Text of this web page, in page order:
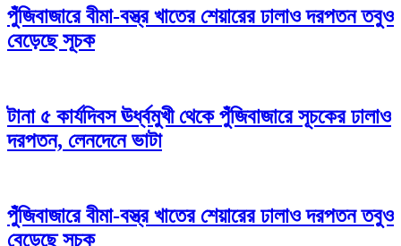
পুঁজিবাজারে বীমা-বস্ত্র খাতের শেয়ারের ঢালাও দরপতন তবুও
বেড়েছে সূচক
টানা ৫ কার্যদিবস ঊর্ধ্বমুখী থেকে পুঁজিবাজারে সূচকের ঢালাও
দরপতন, লেনদেনে ভাটা
পুঁজিবাজারে বীমা-বস্ত্র খাতের শেয়ারের ঢালাও দরপতন তবুও
বেড়েছে সূচক